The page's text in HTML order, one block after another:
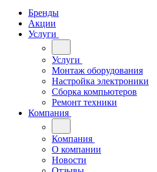
Бренды
Акции
Услуги
Услуги
Монтаж оборудования
Настройка электроники
Сборка компьютеров
Ремонт техники
Компания
Компания
О компании
Новости